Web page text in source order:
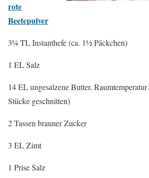
rote
Beetepulver
3¼ TL Instanthefe (ca. 1½ Päckchen)
1 EL Salz
14 EL ungesalzene Butter,
Stücke geschnitten)
2 Tassen brauner Zucker
3 EL Zimt
1 Prise Salz